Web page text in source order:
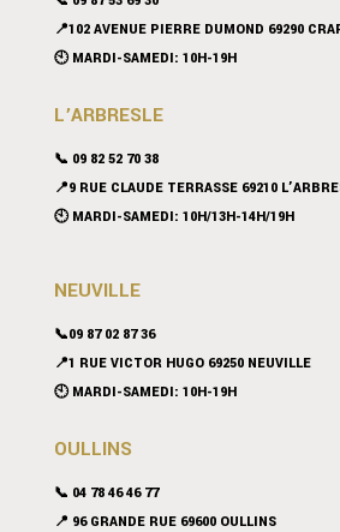
📍102 AVENUE PIERRE DUMOND 69290
🕙 MARDI-SAMEDI: 10H-19H
L’ARBRESLE
📞 09 82 52 70 38
📍9 RUE CLAUDE TERRASSE 69210
🕙 MARDI-SAMEDI: 10H/13H-14H/19H
NEUVILLE
📞09 87 02 87 36
📍1 RUE VICTOR HUGO 69250 NEUVILLE
🕙 MARDI-SAMEDI: 10H-19H
OULLINS
📞 04 78 46 46 77
📍 96 GRANDE RUE 69600 OULLINS